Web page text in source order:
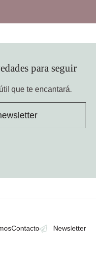
para seguir
que te encantará.
Contacto Newsletter